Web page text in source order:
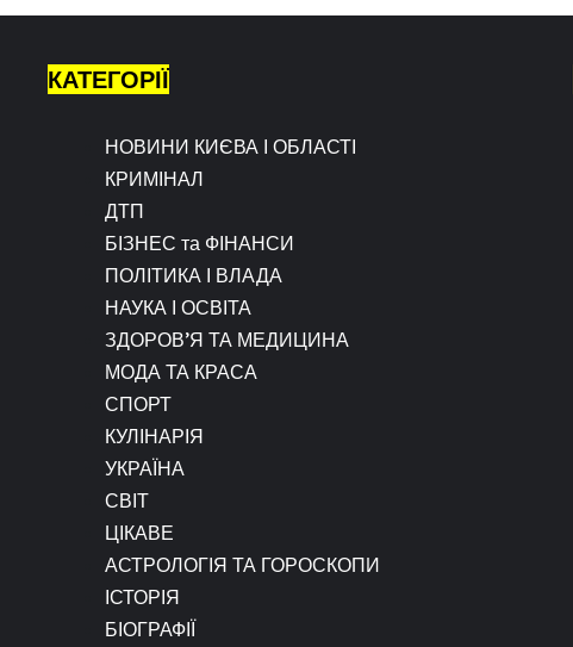
КАТЕГОРІЇ
НОВИНИ КИЄВА І ОБЛАСТІ
КРИМІНАЛ
ДТП
БІЗНЕС та ФІНАНСИ
ПОЛІТИКА І ВЛАДА
НАУКА І ОСВІТА
ЗДОРОВ’Я ТА МЕДИЦИНА
МОДА ТА КРАСА
СПОРТ
КУЛІНАРІЯ
УКРАЇНА
СВІТ
ЦІКАВЕ
АСТРОЛОГІЯ ТА ГОРОСКОПИ
ІСТОРІЯ
БІОГРАФІЇ